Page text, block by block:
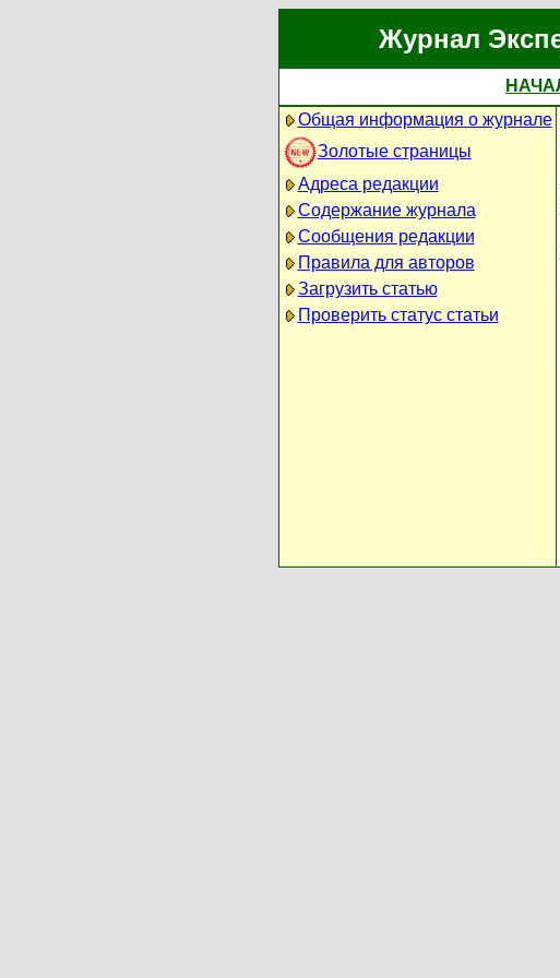
Журнал
Общая информация о журнале
Золотые страницы
Адреса редакции
Содержание журнала
Сообщения редакции
Правила для авторов
Загрузить статью
Проверить статус статьи